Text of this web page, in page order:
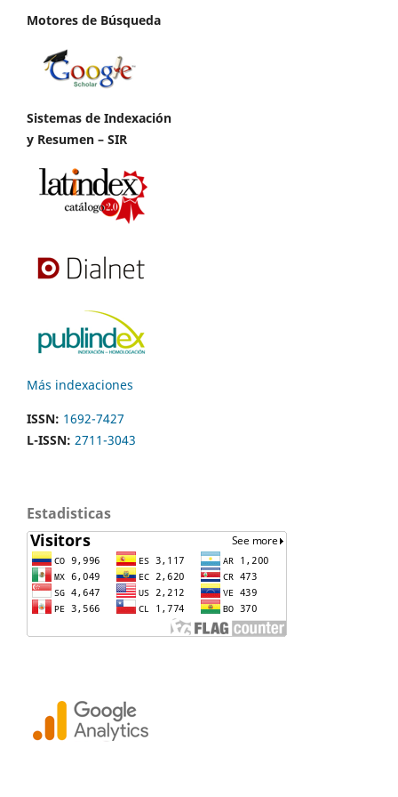
Motores de Búsqueda
Sistemas de Indexación
y Resumen – SIR
Más indexaciones
ISSN: 1692-7427
L-ISSN: 2711-3043
Estadisticas